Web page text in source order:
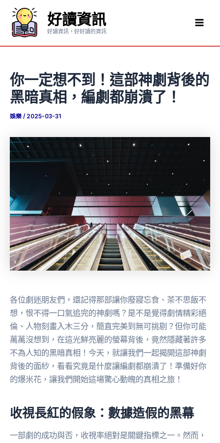
要
好讀資訊
好讀資訊，好好讀的資訊
你一定想不到！這部神劇背後的
黑暗真相，編劇都崩潰了！
娛樂 / 2025-03-31
各位劇迷朋友們，還記得那部讓你廢寢忘食、茶不思飯不
想，恨不得一口氣追完的神劇嗎？是不是覺得劇情精彩絕
倫、人物刻畫入木三分，簡直完美到無可挑剔？但你可能
萬萬沒想到，在這光鮮亮麗的螢幕背後，竟然隱藏著許多
不為人知的黑暗真相！今天，就讓我們一起揭開這部神劇
背後的面紗，看看究竟是什麼讓編劇都崩潰了！準備好你
的爆米花，讓我們開始這場驚心動魄的真相之旅！
收視長紅的假象：數據造假的黑幕
一部劇的成功與否，收視率絕對是關鍵指標之一。然而，